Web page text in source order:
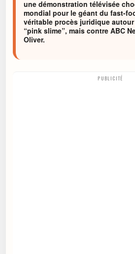
une démonstration télévisée
mondial pour le géant du fast-
véritable procès juridique autour
“pink slime”, mais contre ABC
Oliver.
PUBLICITÉ